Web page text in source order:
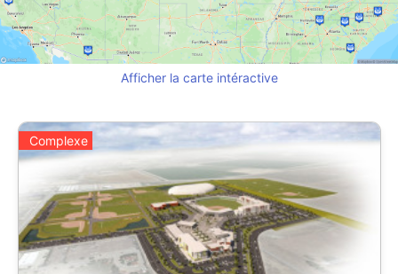
Afficher la carte intéractive
Complexe